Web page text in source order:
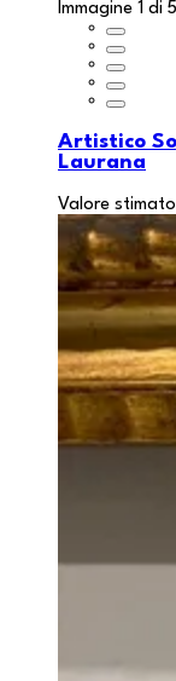
Immagine 1 di 5
Artistico
Laurana
Valore stimato